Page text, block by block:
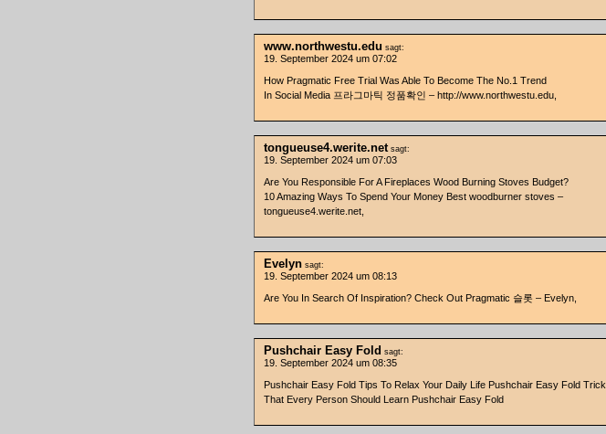
www.northwestu.edu sagt:
19. September 2024 um 07:02
How Pragmatic Free Trial Was Able To Become The No.1 Trend
In Social Media 프라그마틱 정품확인 – http://www.northwestu.edu,
tongueuse4.werite.net sagt:
19. September 2024 um 07:03
Are You Responsible For A Fireplaces Wood Burning Stoves Budget?
10 Amazing Ways To Spend Your Money Best woodburner stoves –
tongueuse4.werite.net,
Evelyn sagt:
19. September 2024 um 08:13
Are You In Search Of Inspiration? Check Out Pragmatic 슬롯 – Evelyn,
Pushchair Easy Fold sagt:
19. September 2024 um 08:35
Pushchair Easy Fold Tips To Relax Your Daily Life Pushchair Easy Fold Trick
That Every Person Should Learn Pushchair Easy Fold